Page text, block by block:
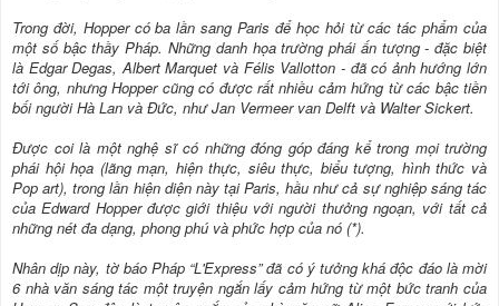
Trong đời, Hopper có ba lần sang Paris để học hỏi từ các tác phẩm của
một số bậc thầy Pháp. Những danh họa trường phái ấn tượng - đặc biệt
là Edgar Degas, Albert Marquet và Félis Vallotton - đã có ảnh hướng lớn
tới ông, nhưng Hopper cũng có được rất nhiều cảm hứng từ các bậc tiền
bối người Hà Lan và Đức, như Jan Vermeer van Delft và Walter Sickert.
Được coi là một nghệ sĩ có những đóng góp đáng kể trong mọi trường
phái hội họa (lãng mạn, hiện thực, siêu thực, biểu tượng, hình thức và
Pop art), trong lần hiện diện này tại Paris, hầu như cả sự nghiệp sáng tác
của Edward Hopper được giới thiệu với người thưởng ngoạn, với tất cả
những nét đa dạng, phong phú và phức hợp của nó (*).
Nhân dịp này, tờ báo Pháp “L'Express” đã có ý tưởng khá độc đáo là mời
6 nhà văn sáng tác một truyện ngắn lấy cảm hứng từ một bức tranh của